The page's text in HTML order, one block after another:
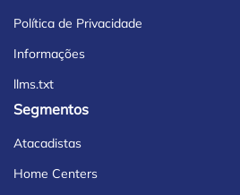
Política de Privacidade
Informações
llms.txt
Segmentos
Atacadistas
Home Centers